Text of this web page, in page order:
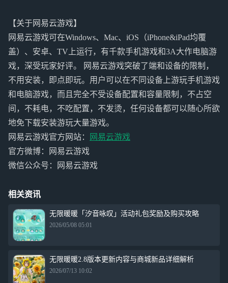
【关于网易云游戏】
网易云游戏可在Windows、Mac、iOS（iPhone&iPad均覆
盖）、安卓、TV上运行，有千款手机游戏和3A大作电脑游
戏，深受玩家好评。 网易云游戏突破了端和设备的限制，
不用安装，即点即玩。用户可以在不同设备上游玩手机游戏
和电脑游戏，而且完全不受设备配置和容量限制，不占空
间，不耗电，不吃配置，不发烫，任何设备都可以随心所欲
地免下载安装游玩大量游戏。
网易云游戏官方网站：
网易云游戏
官方微博：网易云游戏
微信公众号：网易云游戏
相关资讯
无限暖暖「汐音咏叹」活动礼包奖励及购买攻略
2026/05/08 05:01
无限暖暖2.8版本更新内容与商城新品详细解析
2026/07/13 10:02